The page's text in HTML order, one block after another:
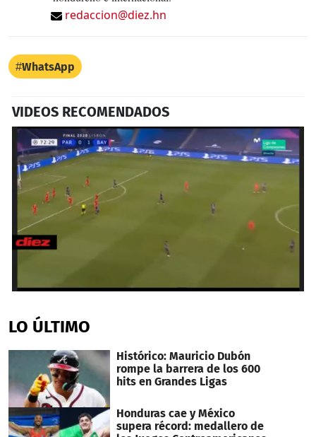
redaccion@diez.hn
WhatsApp
VIDEOS RECOMENDADOS
of
28
LO ÚLTIMO
Histórico: Mauricio Dubón
rompe la barrera de los 600
hits en Grandes Ligas
Honduras cae y México
supera récord: medallero de